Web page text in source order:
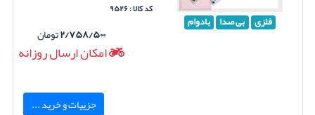
فلزی بی صدا بادوام
کد کالا : ۹۵۲۶
۲/۷۵۸/۵۰۰تومان
امکان ارسال روزانه
جزییات و خرید ...